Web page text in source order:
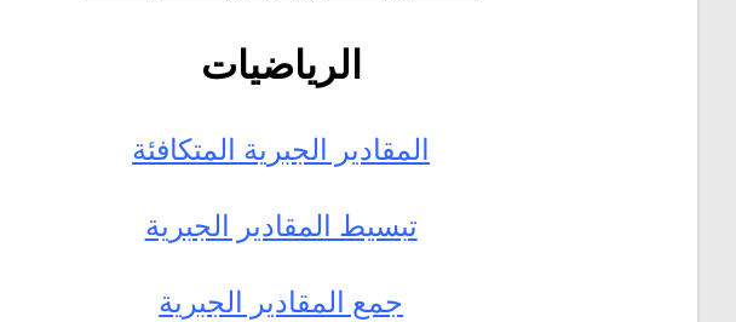
الرياضيات
المقادير الجبرية المتكافئة
تبسيط المقادير الجبرية
جمع المقادير الجبرية